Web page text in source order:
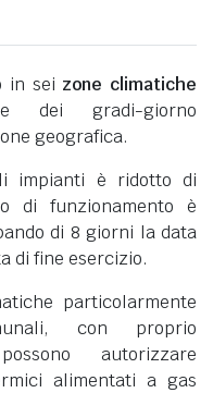
in sei zone climatiche
dei gradi-giorno
geografica.
impianti è ridotto di
di funzionamento è
di 8 giorni la data
di fine esercizio.
particolarmente
con proprio
autorizzare
alimentati a gas